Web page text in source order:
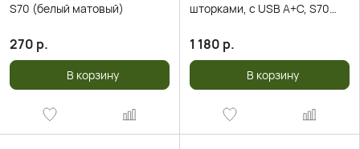
S70 (белый матовый)
270 р.
В корзину
шторками, с USB A+C, S70
1 180 р.
В корзину